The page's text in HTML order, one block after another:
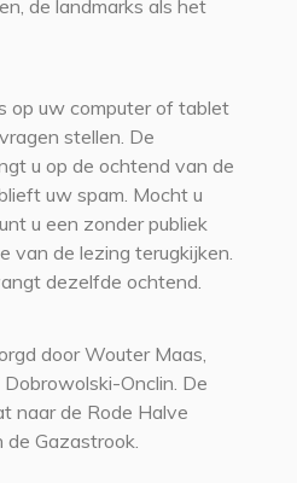
de landmarks als het
op uw computer of tablet
stellen. De
u op de ochtend van de
uw spam. Mocht u
u een zonder publiek
van de lezing terugkijken.
dezelfde ochtend.
door Wouter Maas,
Onclin. De
naar de Rode Halve
de Gazastrook.